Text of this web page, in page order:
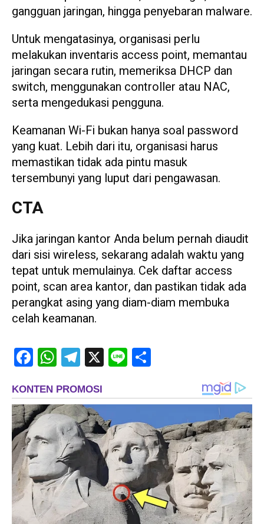
gangguan jaringan, hingga penyebaran malware.
Untuk mengatasinya, organisasi perlu
melakukan inventaris access point, memantau
jaringan secara rutin, memeriksa DHCP dan
switch, menggunakan controller atau NAC,
serta mengedukasi pengguna.
Keamanan Wi-Fi bukan hanya soal password
yang kuat. Lebih dari itu, organisasi harus
memastikan tidak ada pintu masuk
tersembunyi yang luput dari pengawasan.
CTA
Jika jaringan kantor Anda belum pernah diaudit
dari sisi wireless, sekarang adalah waktu yang
tepat untuk memulainya. Cek daftar access
point, scan area kantor, dan pastikan tidak ada
perangkat asing yang diam-diam membuka
celah keamanan.
FacebookWhatsAppTelegram
X Line